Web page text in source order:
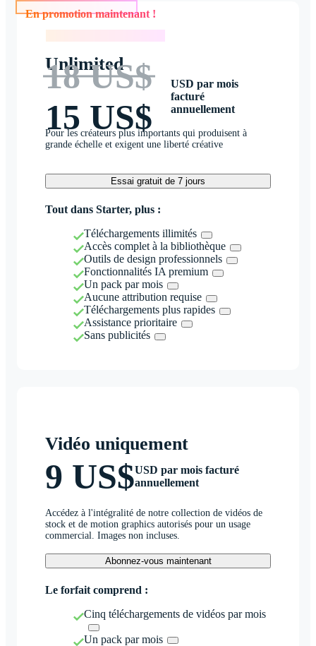
En promotion maintenant !
Unlimited
18 US$
15 US$
USD par mois
facturé
annuellement
Pour les créateurs plus importants qui produisent à
grande échelle et exigent une liberté créative
Essai gratuit de 7 jours
Tout dans Starter, plus :
Téléchargements illimités
Accès complet à la bibliothèque
Outils de design professionnels
Fonctionnalités IA premium
Un pack par mois
Aucune attribution requise
Téléchargements plus rapides
Assistance prioritaire
Sans publicités
Vidéo uniquement
9 US$USD par mois facturé
annuellement
Accédez à l'intégralité de notre collection de vidéos de
stock et de motion graphics autorisés pour un usage
commercial. Images non incluses.
Abonnez-vous maintenant
Le forfait comprend :
Cinq téléchargements de vidéos par mois
Un pack par mois